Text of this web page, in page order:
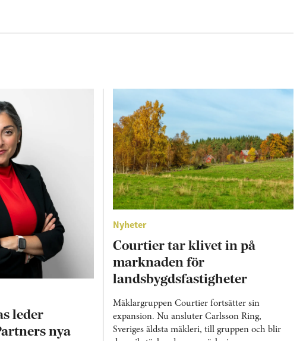
leder
nya
Nyheter
Courtier tar klivet in på
marknaden för
landsbygdsfastigheter
Mäklargruppen Courtier fortsätter sin
expansion. Nu ansluter Carlsson Ring,
Sveriges äldsta mäkleri, till gruppen och blir